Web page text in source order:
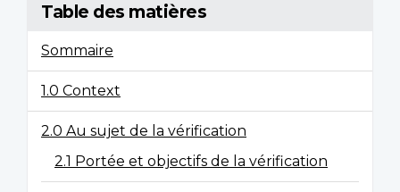
Table des matières
Sommaire
1.0 Context
2.0 Au sujet de la vérification
2.1 Portée et objectifs de la vérification